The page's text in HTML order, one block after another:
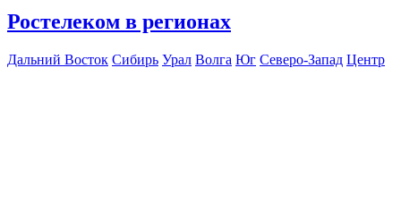
Ростелеком в регионах
Дальний Восток Сибирь Урал Волга Юг Северо-Запад Центр